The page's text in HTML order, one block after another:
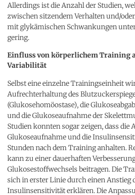
Allerdings ist die Anzahl der Studien,
zwischen sitzendem Verhalten und/
mit glykämischen Schwankungen
gering.
Einfluss von körperlichem Training
Variabilität
Selbst eine einzelne Trainingseinheit
Aufrechterhaltung des
(Glukosehomöostase), die
und die Glukoseaufnahme der
Studien konnten sogar zeigen, dass
Glukoseaufnahme und die
Stunden nach dem Training anhalten.
kann zu einer dauerhaften
Glukosestoffwechsels beitragen. Die
sich in erster Linie durch einen Anstieg
Insulinsensitivität erklären. Die